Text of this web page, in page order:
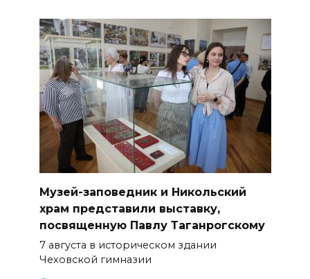
Музей-заповедник и Никольский
храм представили выставку,
посвященную Павлу Таганрогскому
7 августа в историческом здании
Чеховской гимназии